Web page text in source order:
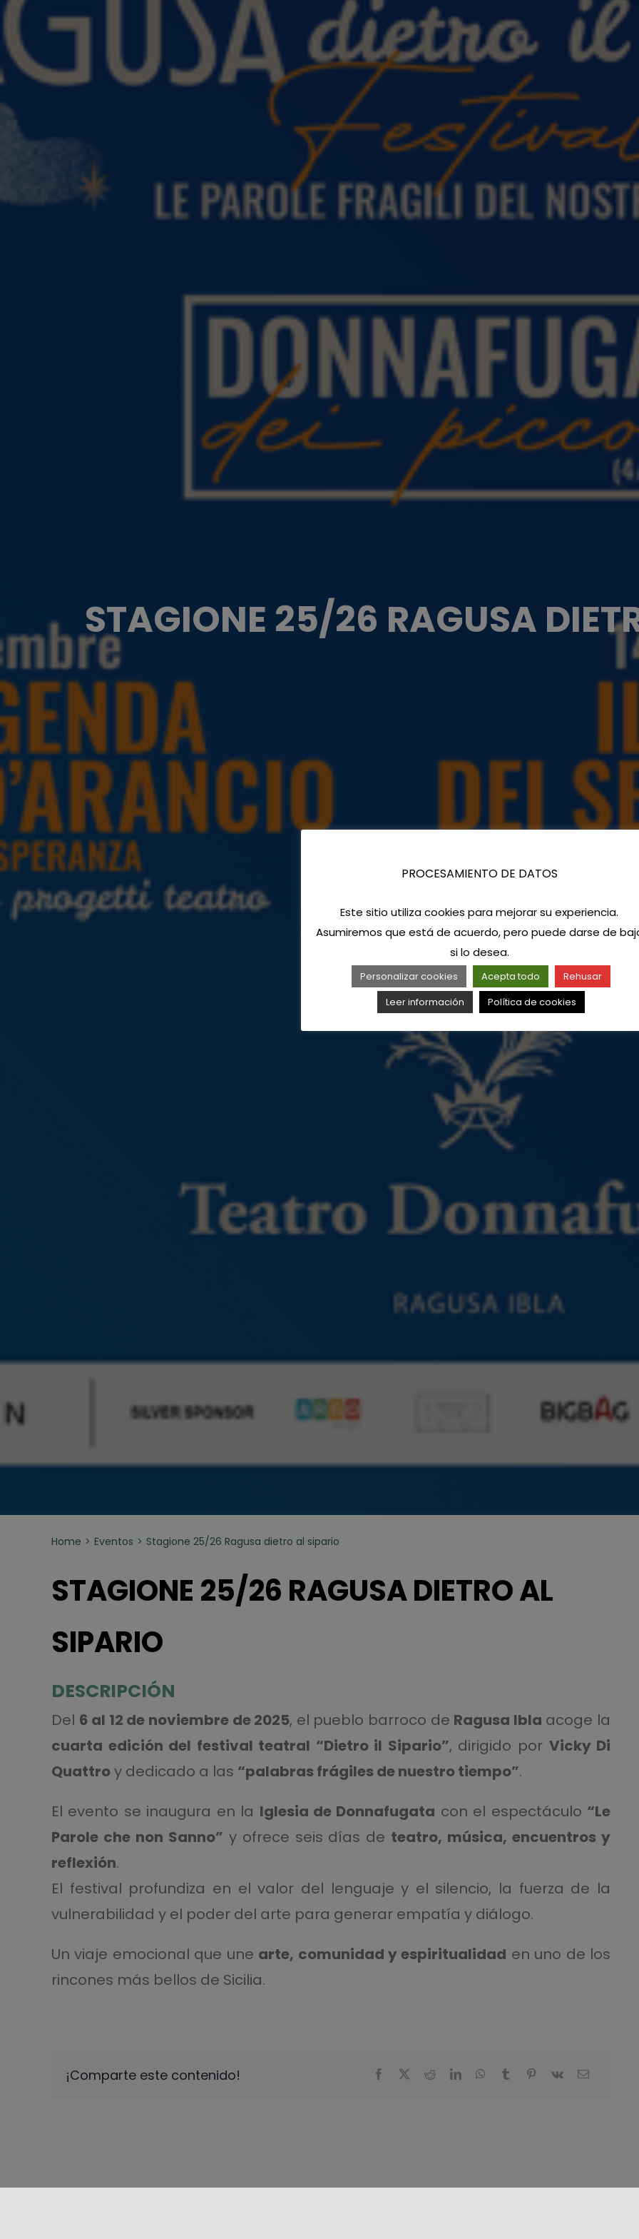
STAGIONE 25/26 RAGUSA
Home Eventos Stagione 25/26 Ragusa dietro al sipario
STAGIONE 25/26 RAGUSA DIETRO AL
SIPARIO
DESCRIPCIÓN
Del 6 al 12 de noviembre de 2025, el pueblo barroco de Ragusa Ibla acoge la
cuarta edición del festival teatral “Dietro il Sipario”, dirigido por Vicky Di
Quattroy dedicado a las “palabras frágiles de nuestro tiempo”.
El evento se inaugura en la Iglesia de Donnafugata con el espectáculo “Le
Parole che non Sanno” y ofrece seis días de teatro, música, encuentros y
reflexión.
El festival profundiza en el valor del lenguaje y el silencio, la fuerza de la
vulnerabilidad y el poder del arte para generar empatía y diálogo.
Un viaje emocional que une arte, comunidad y espiritualidad en uno de los
rincones más bellos de Sicilia.
¡Comparte este contenido!
PROCESAMIENTO DE DATOS
Este sitio utiliza cookies para mejorar su experiencia.
Asumiremos que está de acuerdo, pero puede darse de
si lo desea.
Personalizar cookies Acepta todo
Rehusar
Leer información
Política de cookies